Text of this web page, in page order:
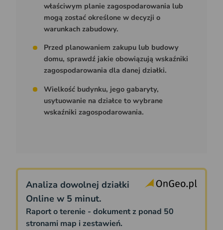
właściwym planie zagospodarowania lub
mogą zostać określone w decyzji o
warunkach zabudowy.
Przed planowaniem zakupu lub budowy
domu, sprawdź jakie obowiązują wskaźniki
zagospodarowania dla danej działki.
Wielkość budynku, jego gabaryty,
usytuowanie na działce to wybrane
wskaźniki zagospodarowania.
Analiza dowolnej działki
Online w 5 minut.
Raport o terenie - dokument z ponad 50
stronami map i zestawień.